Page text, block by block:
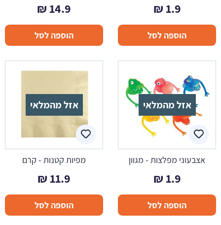
1.9
₪
הוספה לסל
14.9
₪
הוספה לסל
אזל מהמלאי
אצבעוני מפלצות - מגוון
1.9
₪
הוספה לסל
אזל מהמלאי
מפיות קטנות - קרם
11.9
₪
הוספה לסל